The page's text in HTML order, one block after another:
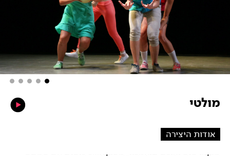
מולטי
אודות היצירה